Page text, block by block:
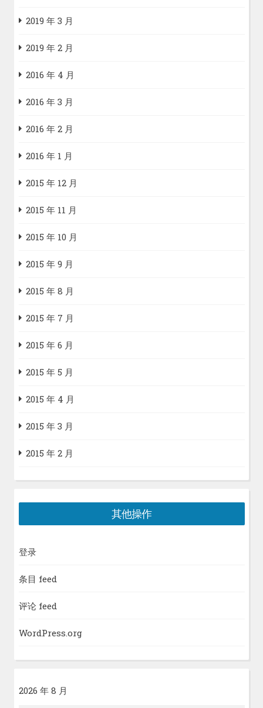
2019 年 3 月
2019 年 2 月
2016 年 4 月
2016 年 3 月
2016 年 2 月
2016 年 1 月
2015 年 12 月
2015 年 11 月
2015 年 10 月
2015 年 9 月
2015 年 8 月
2015 年 7 月
2015 年 6 月
2015 年 5 月
2015 年 4 月
2015 年 3 月
2015 年 2 月
其他操作
登录
条目 feed
评论 feed
WordPress.org
2026 年 8 月